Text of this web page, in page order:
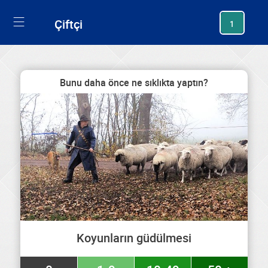
Çiftçi 1
Bunu daha önce ne sıklıkta yaptın?
Koyunların güdülmesi